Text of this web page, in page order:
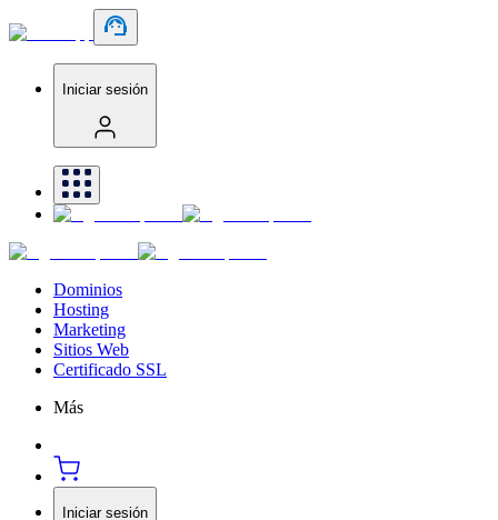
Iniciar sesión
Dominios
Hosting
Marketing
Sitios Web
Certificado SSL
Más
Iniciar sesión